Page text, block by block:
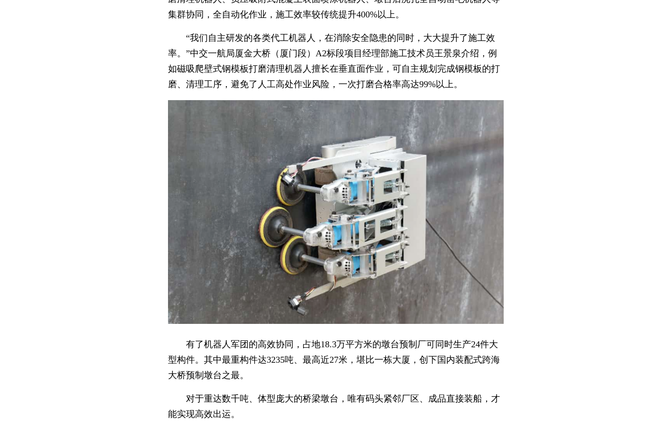
集群协同，全自动化作业，施工效率较传统提升400%以上。
“我们自主研发的各类代工机器人，在消除安全隐患的同时，大大提升了施工效
率。”中交一航局厦金大桥（厦门段）A2标段项目经理部施工技术员王景泉介绍，例
如磁吸爬壁式钢模板打磨清理机器人擅长在垂直面作业，可自主规划完成钢模板的打
磨、清理工序，避免了人工高处作业风险，一次打磨合格率高达99%以上。
有了机器人军团的高效协同，占地18.3万平方米的墩台预制厂可同时生产24件大
型构件。其中最重构件达3235吨、最高近27米，堪比一栋大厦，创下国内装配式跨海
大桥预制墩台之最。
对于重达数千吨、体型庞大的桥梁墩台，唯有码头紧邻厂区、成品直接装船，才
能实现高效出运。